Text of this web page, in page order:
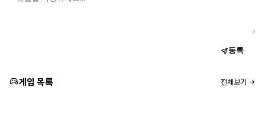
등록
게임 목록 전체보기